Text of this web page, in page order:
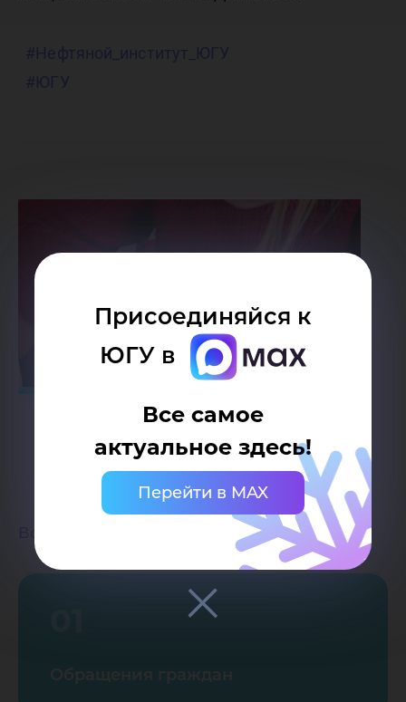
Присоединяйся к
ЮГУ в
Все самое
актуальное здесь!
Перейти в MAX
#Нефтяной_институт_ЮГУ
#ЮГУ
Обращения граждан